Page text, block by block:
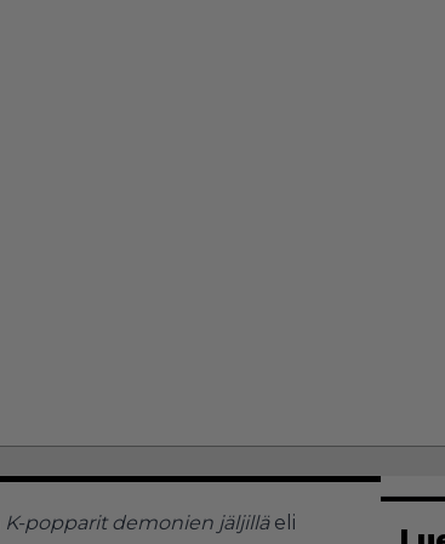
K-popparit demonien jäljilläeli